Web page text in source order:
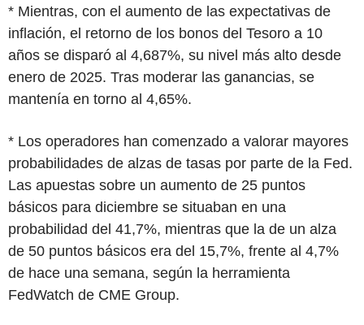
* Mientras, con el aumento de las expectativas de
inflación, el retorno de los bonos del Tesoro a 10
años se disparó al 4,687%, su nivel más alto desde
enero de 2025. Tras moderar las ganancias, se
mantenía en torno al 4,65%.
* Los operadores han comenzado a valorar mayores
probabilidades de alzas de tasas por parte de la Fed.
Las apuestas sobre un aumento de 25 puntos
básicos para diciembre se situaban en una
probabilidad del 41,7%, mientras que la de un alza
de 50 puntos básicos era del 15,7%, frente al 4,7%
de hace una semana, según la herramienta
FedWatch de CME Group.